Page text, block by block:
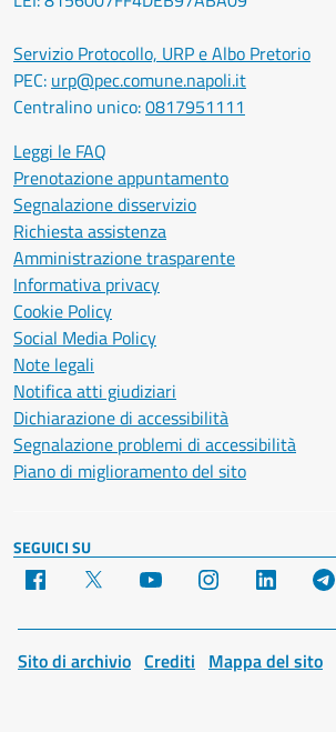
Servizio Protocollo, URP e Albo Pretorio
PEC: urp@pec.comune.napoli.it
Centralino unico:0817951111
Leggi le FAQ
Prenotazione appuntamento
Segnalazione disservizio
Richiesta assistenza
Amministrazione trasparente
Informativa privacy
Cookie Policy
Social Media Policy
Note legali
Notifica atti giudiziari
Dichiarazione di accessibilità
Segnalazione problemi di accessibilità
Piano di miglioramento del sito
SEGUICI SU
Facebook YouTube Instagram LinkedIn
Sito di archivio Crediti Mappa del sito